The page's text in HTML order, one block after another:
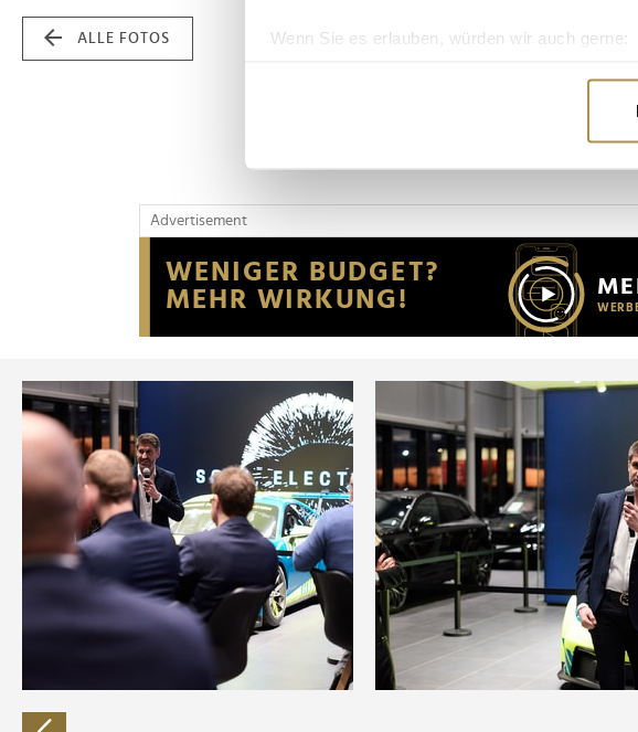
Wenn Sie es erlauben, würden wir auch gerne:
Erfahren Sie mehr darüber, wie Ihre
Wir verwenden Cookies, um Inhalte und
Website an unsere Partner für soziale Medien,
möglicherweise mit weiteren Daten
der Dienste gesammelt haben.
ALLE FOTOS
Advertisement